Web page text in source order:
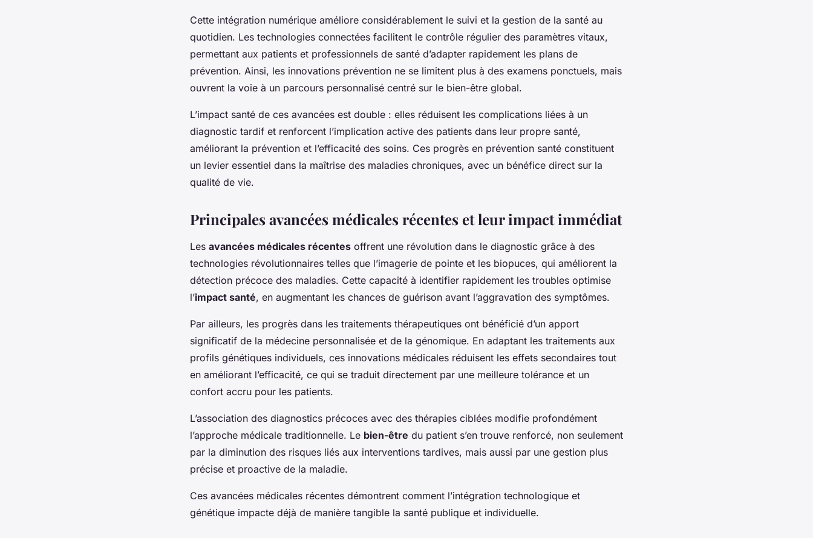
Cette intégration numérique améliore considérablement le suivi et la gestion de la santé au
quotidien. Les technologies connectées facilitent le contrôle régulier des paramètres vitaux,
permettant aux patients et professionnels de santé d’adapter rapidement les plans de
prévention. Ainsi, les innovations prévention ne se limitent plus à des examens ponctuels, mais
ouvrent la voie à un parcours personnalisé centré sur le bien-être global.
L’impact santé de ces avancées est double : elles réduisent les complications liées à un
diagnostic tardif et renforcent l’implication active des patients dans leur propre santé,
améliorant la prévention et l’efficacité des soins. Ces progrès en prévention santé constituent
un levier essentiel dans la maîtrise des maladies chroniques, avec un bénéfice direct sur la
qualité de vie.
Principales avancées médicales récentes et leur impact immédiat
Les avancées médicales récentes offrent une révolution dans le diagnostic grâce à des
technologies révolutionnaires telles que l’imagerie de pointe et les biopuces, qui améliorent la
détection précoce des maladies. Cette capacité à identifier rapidement les troubles optimise
l’impact santé, en augmentant les chances de guérison avant l’aggravation des symptômes.
Par ailleurs, les progrès dans les traitements thérapeutiques ont bénéficié d’un apport
significatif de la médecine personnalisée et de la génomique. En adaptant les traitements aux
profils génétiques individuels, ces innovations médicales réduisent les effets secondaires tout
en améliorant l’efficacité, ce qui se traduit directement par une meilleure tolérance et un
confort accru pour les patients.
L’association des diagnostics précoces avec des thérapies ciblées modifie profondément
l’approche médicale traditionnelle. Le bien-être du patient s’en trouve renforcé, non seulement
par la diminution des risques liés aux interventions tardives, mais aussi par une gestion plus
précise et proactive de la maladie.
Ces avancées médicales récentes démontrent comment l’intégration technologique et
génétique impacte déjà de manière tangible la santé publique et individuelle.